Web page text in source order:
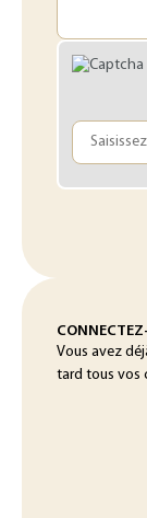
Vous avez
tard tous vos